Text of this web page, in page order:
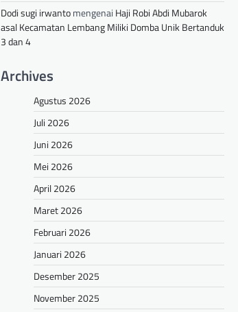
Dodi sugi irwantomengenai Haji Robi Abdi Mubarok
asal Kecamatan Lembang Miliki Domba Unik Bertanduk
3 dan 4
Archives
Agustus 2026
Juli 2026
Juni 2026
Mei 2026
April 2026
Maret 2026
Februari 2026
Januari 2026
Desember 2025
November 2025